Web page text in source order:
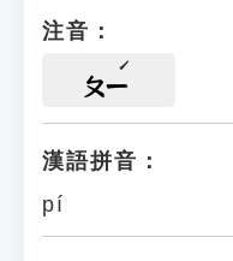
注音：
ㄆㄧ
漢語拼音：
pí